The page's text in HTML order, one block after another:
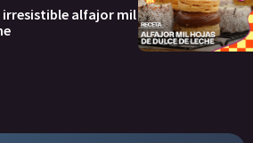
irresistible alfajor mil